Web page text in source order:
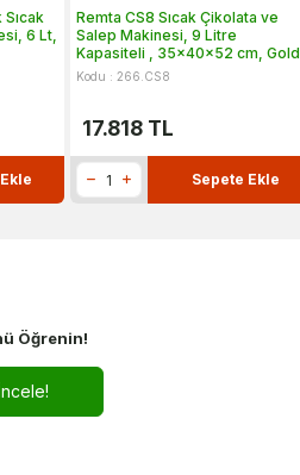
6 Lt,
Remta CS8 Sıcak Çikolata ve
Salep Makinesi, 9 Litre
Kapasiteli , 35x40x52 cm, Gold
Kodu : 266.CS8
17.818 TL
Sepete Ekle
Öğrenin!